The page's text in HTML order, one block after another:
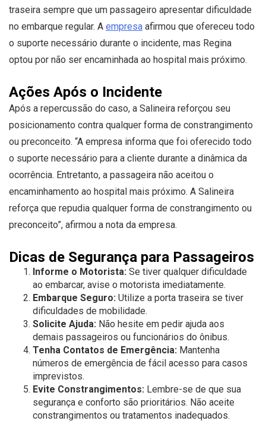
traseira sempre que um passageiro apresentar dificuldade
no embarque regular. A empresa afirmou que ofereceu todo
o suporte necessário durante o incidente, mas Regina
optou por não ser encaminhada ao hospital mais próximo.
Ações Após o Incidente
Após a repercussão do caso, a Salineira reforçou seu
posicionamento contra qualquer forma de constrangimento
ou preconceito. “A empresa informa que foi oferecido todo
o suporte necessário para a cliente durante a dinâmica da
ocorrência. Entretanto, a passageira não aceitou o
encaminhamento ao hospital mais próximo. A Salineira
reforça que repudia qualquer forma de constrangimento ou
preconceito”, afirmou a nota da empresa.
Dicas de Segurança para Passageiros
Informe o Motorista: Se tiver qualquer dificuldade
ao embarcar, avise o motorista imediatamente.
Embarque Seguro: Utilize a porta traseira se tiver
dificuldades de mobilidade.
Solicite Ajuda: Não hesite em pedir ajuda aos
demais passageiros ou funcionários do ônibus.
Tenha Contatos de Emergência: Mantenha
números de emergência de fácil acesso para casos
imprevistos.
Evite Constrangimentos: Lembre-se de que sua
segurança e conforto são prioritários. Não aceite
constrangimentos ou tratamentos inadequados.